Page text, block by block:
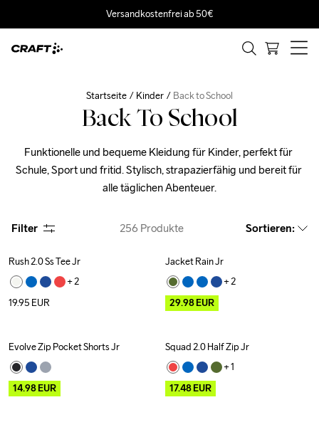
Versandkostenfrei ab 50€
Startseite Kinder Back to School
Back To School
Funktionelle und bequeme Kleidung für Kinder, perfekt für
Schule, Sport und fritid. Stylisch, strapazierfähig und bereit für
alle täglichen Abenteuer.
Filter 256 Produkte Sortieren:
Rush 2.0 Ss Tee Jr
+ 2
19.95 EUR
Outlet
Jacket Rain Jr
+ 2
29.98EUR
Outlet
Evolve Zip Pocket Shorts Jr
14.98EUR
Outlet Recycled
Squad 2.0 Half Zip Jr
+ 1
17.48EUR